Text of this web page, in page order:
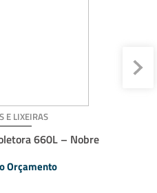
E LIXEIRAS
660L – Nobre
Orçamento